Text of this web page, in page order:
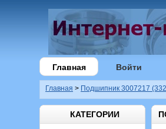
Главная Войти
Главная > Подшипник 3007217
КАТЕГОРИИ